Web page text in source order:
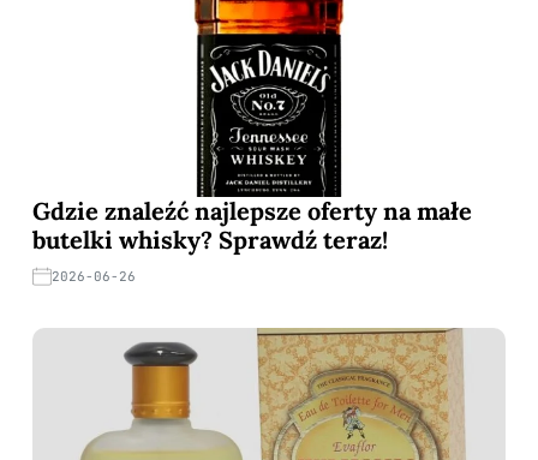
Gdzie znaleźć najlepsze oferty na małe
butelki whisky? Sprawdź teraz!
2026-06-26